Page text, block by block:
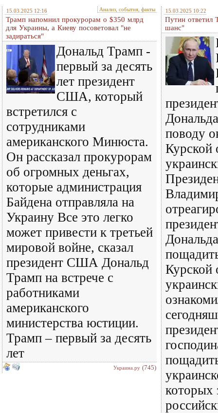
15.03.2025 12:16 Анализ, события, факты
Трамп напомнил прокурорам о $350 млрд
для Украины, а Киеву посоветовал "не
задираться"
Дональд Трамп -
первый за десять
лет президент
США, который
встретился с
сотрудниками
американского Минюста.
Он рассказал прокурорам
об огромных деньгах,
которые администрация
Байдена отправляла на
Украину Все это легко
может привести к третьей
мировой войне, сказал
президент США Дональд
Трамп на встрече с
работниками
американского
министерства юстиции.
Трамп – первый за десять
лет
Украина.ру (745)
15.03.2025 10:22
Путин ответил
шанс"
поводу
Курской
Курской
которых